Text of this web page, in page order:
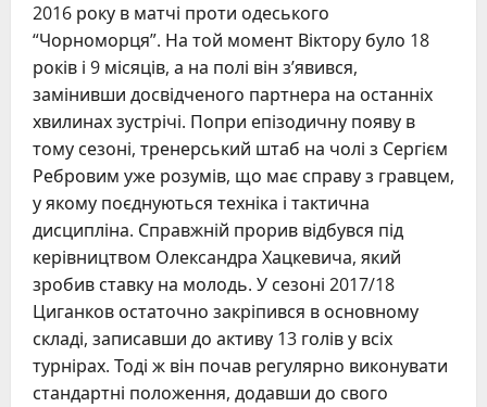
2016 року в матчі проти одеського
“Чорноморця”. На той момент Віктору було 18
років і 9 місяців, а на полі він з’явився,
замінивши досвідченого партнера на останніх
хвилинах зустрічі. Попри епізодичну появу в
тому сезоні, тренерський штаб на чолі з Сергієм
Ребровим уже розумів, що має справу з гравцем,
у якому поєднуються техніка і тактична
дисципліна. Справжній прорив відбувся під
керівництвом Олександра Хацкевича, який
зробив ставку на молодь. У сезоні 2017/18
Циганков остаточно закріпився в основному
складі, записавши до активу 13 голів у всіх
турнірах. Тоді ж він почав регулярно виконувати
стандартні положення, додавши до свого